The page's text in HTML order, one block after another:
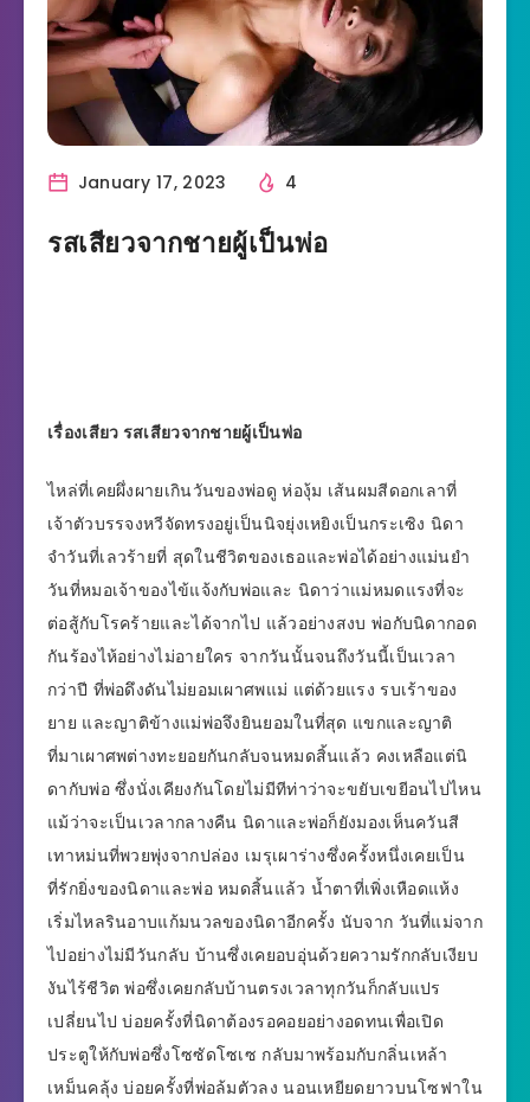
January 17, 2023 4
รสเสียวจากชายผู้เป็นพ่อ
เรื่องเสียว รสเสียวจากชายผู้เป็นพ่อ
ไหล่ที่เคยผึ่งผายเกินวันของพ่อดู ห่องุ้ม เส้นผมสีดอกเลาที่
เจ้าตัวบรรจงหวีจัดทรงอยู่เป็นนิจยุ่งเหยิงเป็นกระเซิง นิดา
จำวันที่เลวร้ายที่ สุดในชีวิตของเธอและพ่อได้อย่างแม่นยำ
วันที่หมอเจ้าของไข้แจ้งกับพ่อและ นิดาว่าแม่หมดแรงที่จะ
ต่อสู้กับโรคร้ายและได้จากไป แล้วอย่างสงบ พ่อกับนิดากอด
กันร้องไห้อย่างไม่อายใคร จากวันนั้นจนถึงวันนี้เป็นเวลา
กว่าปี ที่พ่อดึงดันไม่ยอมเผาศพแม่ แต่ด้วยแรง รบเร้าของ
ยาย และญาติข้างแม่พ่อจึงยินยอมในที่สุด แขกและญาติ
ที่มาเผาศพต่างทะยอยกันกลับจนหมดสิ้นแล้ว คงเหลือแต่นิ
ดากับพ่อ ซึ่งนั่งเคียงกันโดยไม่มีทีท่าว่าจะขยับเขยีอนไปไหน
แม้ว่าจะเป็นเวลากลางคืน นิดาและพ่อก็ยังมองเห็นควันสี
เทาหม่นที่พวยพุ่งจากปล่อง เมรุเผาร่างซึ่งครั้งหนึ่งเคยเป็น
ที่รักยิ่งของนิดาและพ่อ หมดสิ้นแล้ว น้ำตาที่เพิ่งเหือดแห้ง
เริ่มไหลรินอาบแก้มนวลของนิดาอีกครั้ง นับจาก วันที่แม่จาก
ไปอย่างไม่มีวันกลับ บ้านซึ่งเคยอบอุ่นด้วยความรักกลับเงียบ
งันไร้ชีวิต พ่อซึ่งเคยกลับบ้านตรงเวลาทุกวันก็กลับแปร
เปลี่ยนไป บ่อยครั้งที่นิดาต้องรอคอยอย่างอดทนเพื่อเปิด
ประตูให้กับพ่อซึ่งโซซัดโซเซ กลับมาพร้อมกับกลิ่นเหล้า
เหม็นคลุ้ง บ่อยครั้งที่พ่อล้มตัวลง นอนเหยียดยาวบนโซฟาใน